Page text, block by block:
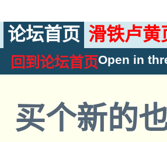
论坛首页 滑铁卢黄
回到论坛首页Open in
买个新的